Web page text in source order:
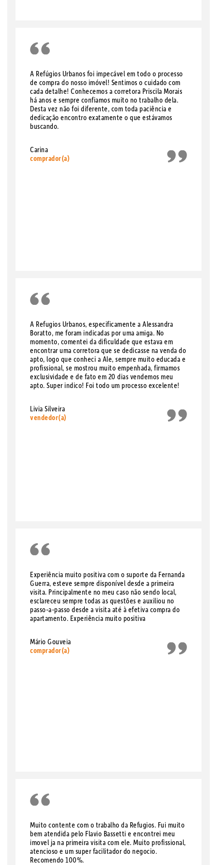
A Refúgios Urbanos foi impecável em todo o processo
de compra do nosso imóvel! Sentimos o cuidado com
cada detalhe! Conhecemos a corretora Priscila Morais
há anos e sempre confiamos muito no trabalho dela.
Desta vez não foi diferente, com toda paciência e
dedicação encontro exatamente o que estávamos
buscando.
Carina
comprador(a)
A Refugios Urbanos, especificamente a Alessandra
Boratto, me foram indicadas por uma amiga. No
momento, comentei da dificuldade que estava em
encontrar uma corretora que se dedicasse na venda do
apto, logo que conheci a Ale, sempre muito educada e
profissional, se mostrou muito empenhada, firmamos
exclusividade e de fato em 20 dias vendemos meu
apto. Super indico! Foi todo um processo excelente!
Livia Silveira
vendedor(a)
Experiência muito positiva com o suporte da Fernanda
Guerra, esteve sempre disponível desde a primeira
visita. Principalmente no meu caso não sendo local,
esclareceu sempre todas as questões e auxiliou no
passo-a-passo desde a visita até à efetiva compra do
apartamento. Experiência muito positiva
Mário Gouveia
comprador(a)
Muito contente com o trabalho da Refugios. Fui muito
bem atendida pelo Flavio Bassetti e encontrei meu
imovel ja na primeira visita com ele. Muito profissional,
atencioso e um super facilitador do negocio.
Recomendo 100%.